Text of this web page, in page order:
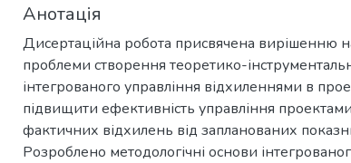
Анотація
Дисертаційна робота присвячена вирішенню
проблеми створення теоретико-
інтегрованого управління відхиленнями в
підвищити ефективність управління
фактичних відхилень від запланованих
Розроблено методологічні основи